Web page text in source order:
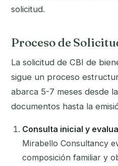
solicitud.
Proceso de
La solicitud de CBI de
sigue un proceso
abarca 5-7 meses desde
documentos hasta la
Consulta inicial y
Mirabello Consultancy
composición familiar y